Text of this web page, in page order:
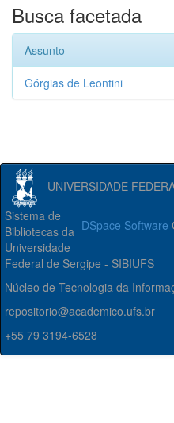
Busca facetada
Assunto
Górgias de Leontini
UNIVERSIDADE
DSpace Software
Sistema de
Bibliotecas da
Universidade
Federal de Sergipe - SIBIUFS
Núcleo de Tecnologia da
repositorio@academico.ufs.br
+55 79 3194-6528